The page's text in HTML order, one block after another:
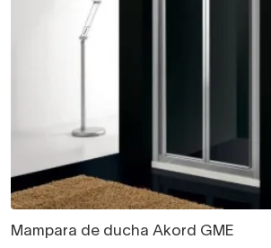
Mampara de ducha Akord GME